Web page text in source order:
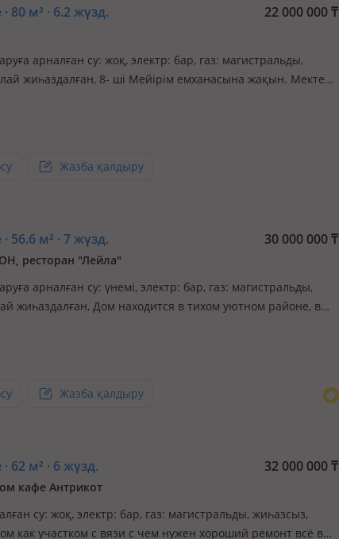
80 м² · 6.2 жүзд. 22 000 000₸
арналған су: жоқ, электр: бар, газ: магистральды,
жиһаздалған, 8- ші Мейірім емханасына жақын. Мектеп,
қаласына айырбастауға болады, Сіздің үсте…
Жазба қалдыру
56.6 м² · 7 жүзд. 30 000 000₸
ресторан "Лейла"
арналған су: үнемі, электр: бар, газ: магистральды,
жиһаздалған, Дом находится в тихом уютном районе, в
школы, ЦОН, Оптимед. В доме: 1 зал, 3 спальни…
Жазба қалдыру
62 м² · 6 жүзд. 32 000 000₸
кафе Антрикот
су: жоқ, электр: бар, газ: магистральды, жиһазсыз,
как участком с вязи с чем нужен хороший ремонт всё в